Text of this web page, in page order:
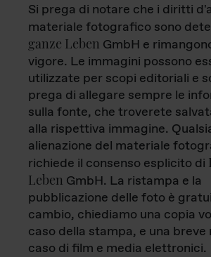
Si prega di notare che i diritti
materiale fotografico sono
ganze Leben GmbH e
vigore. Le immagini possono
utilizzate per scopi editoriali e
prega di allegare sempre le
sulla fonte, che troverete
alla rispettiva immagine.
alienazione del materiale
richiede il consenso esplicito di
Leben GmbH. La ristampa e la
pubblicazione delle foto è
cambio, chiediamo una copia
caso della stampa, e una
caso di film e media elettronici.